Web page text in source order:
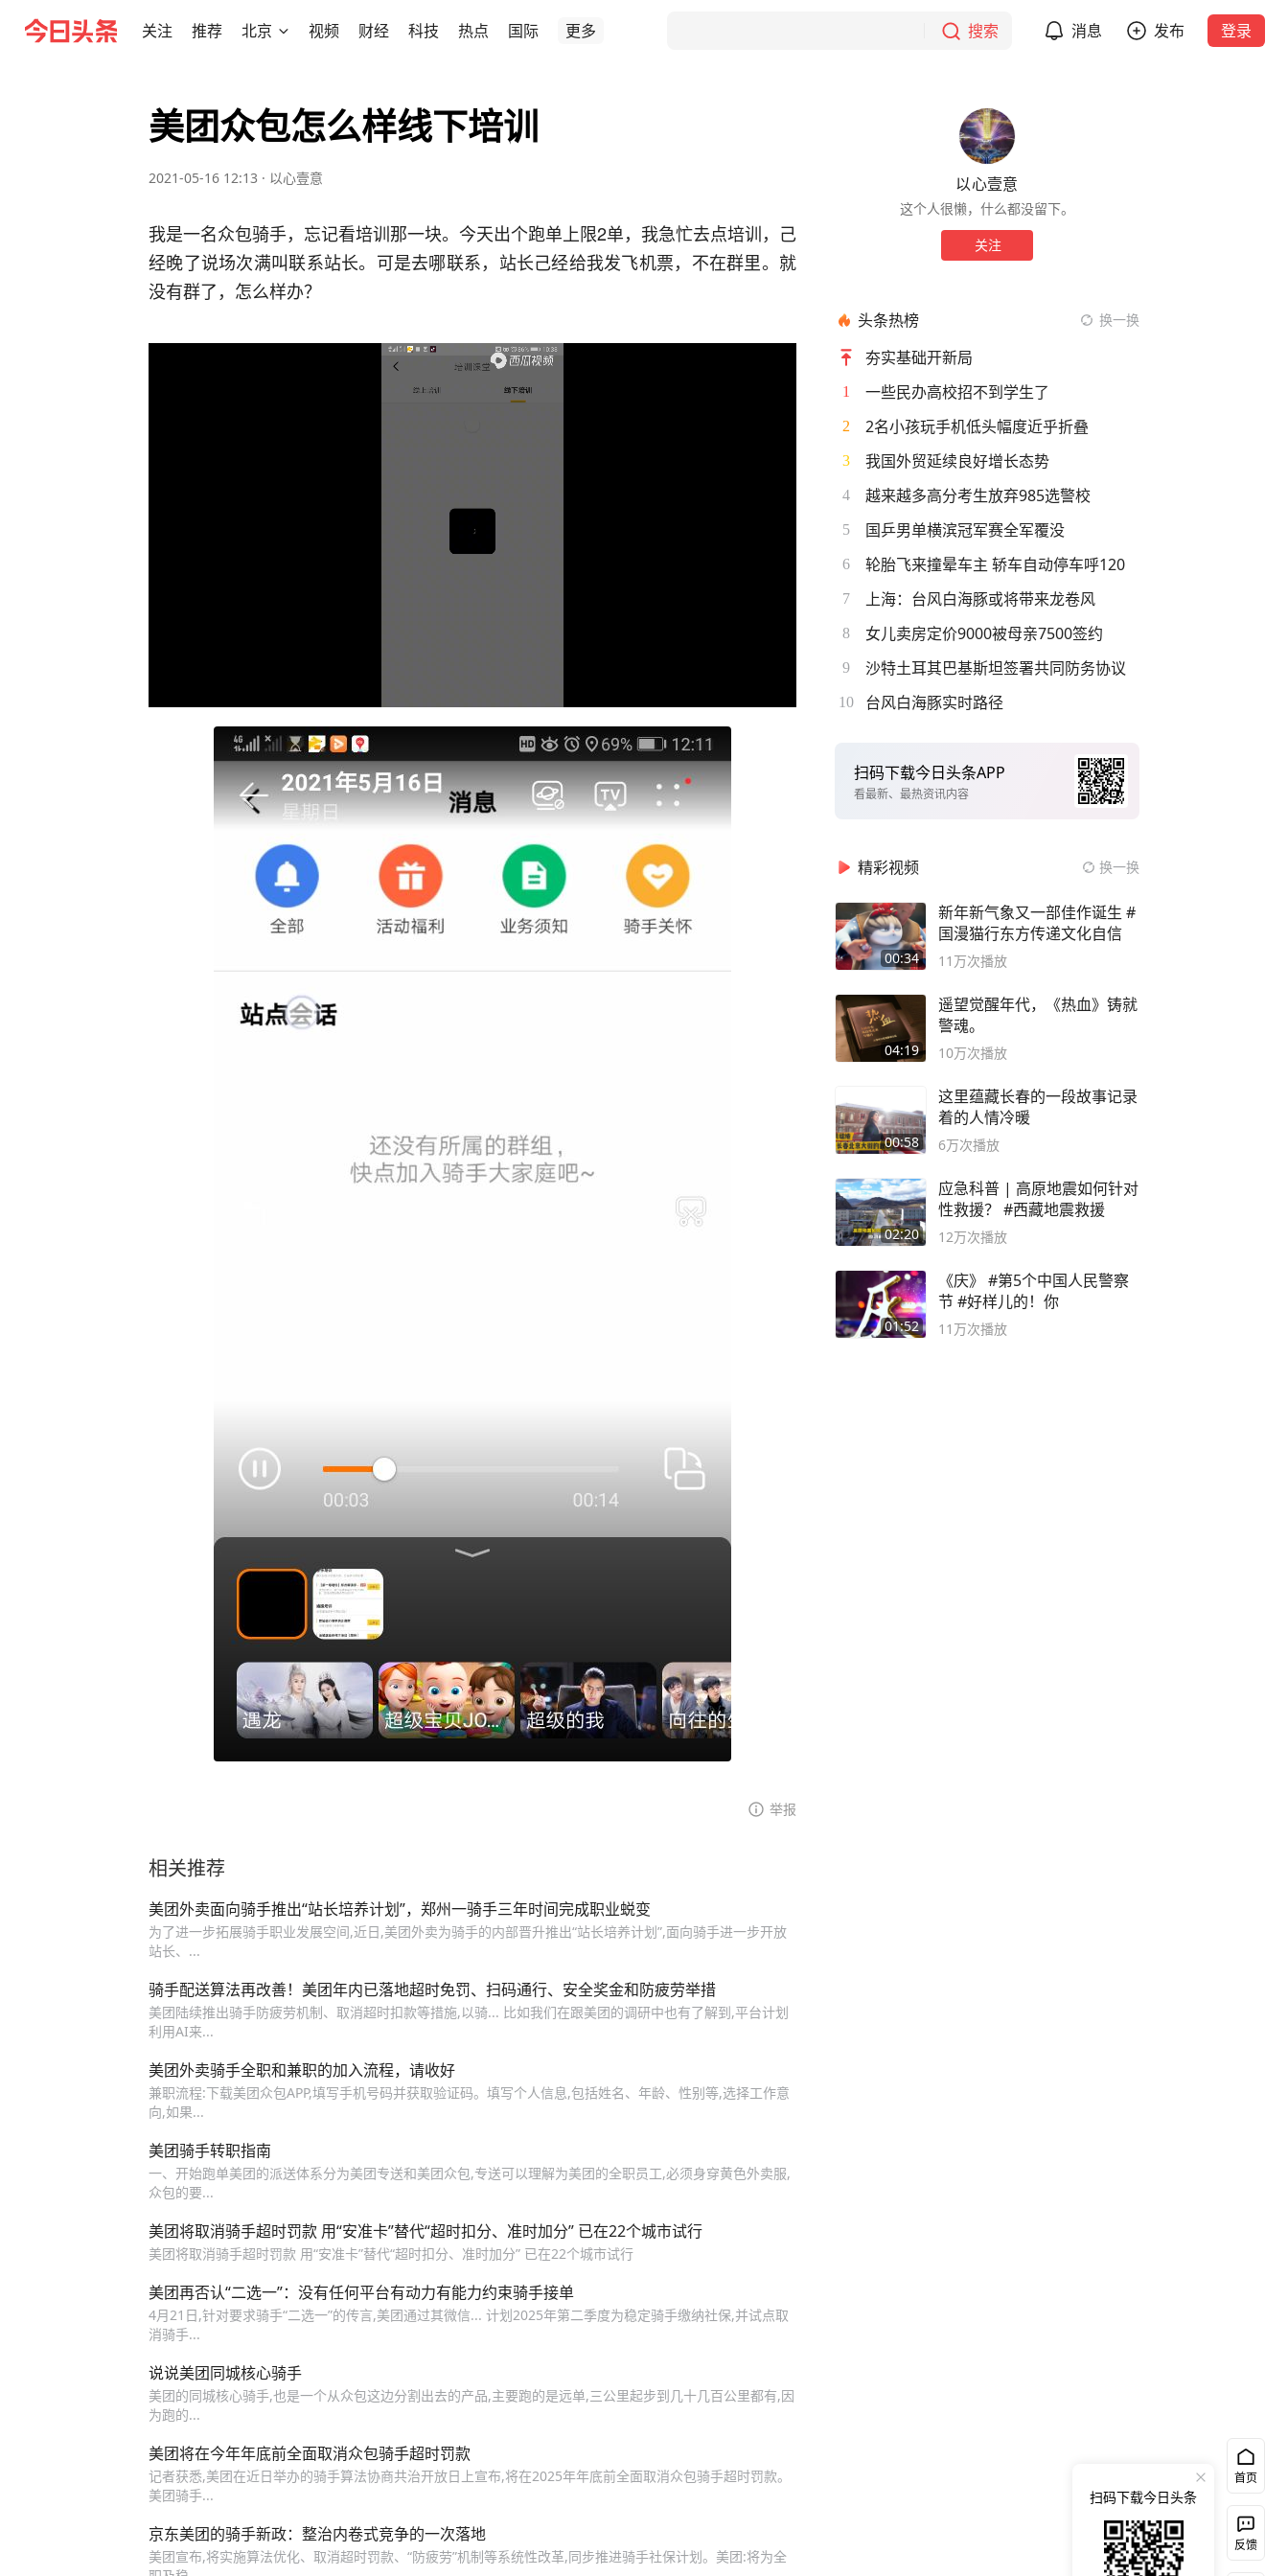
关注 推荐 北京 视频 财经 科技 热点 国际 更多 搜索 消息 发布 登录
美团众包怎么样线下培训
2021-05-16 12:13 · 以心壹意
我是一名众包骑手，忘记看培训那一块。今天出个跑单上限2单，我急忙去点培训，己
经晚了说场次满叫联系站长。可是去哪联系，站长己经给我发飞机票，不在群里。就
没有群了，怎么样办？
举报
相关推荐
美团外卖面向骑手推出“站长培养计划”，郑州一骑手三年时间完成职业蜕变
为了进一步拓展骑手职业发展空间,近日,美团外卖为骑手的内部晋升推出“站长培养计划”,面向骑手进一步开放
站长、...
骑手配送算法再改善！美团年内已落地超时免罚、扫码通行、安全奖金和防疲劳举措
美团陆续推出骑手防疲劳机制、取消超时扣款等措施,以骑... 比如我们在跟美团的调研中也有了解到,平台计划
利用AI来...
美团外卖骑手全职和兼职的加入流程，请收好
兼职流程:下载美团众包APP,填写手机号码并获取验证码。填写个人信息,包括姓名、年龄、性别等,选择工作意
向,如果...
美团骑手转职指南
一、开始跑单美团的派送体系分为美团专送和美团众包,专送可以理解为美团的全职员工,必须身穿黄色外卖服,
众包的要...
美团将取消骑手超时罚款 用“安准卡”替代“超时扣分、准时加分” 已在22个城市试行
美团将取消骑手超时罚款 用“安准卡”替代“超时扣分、准时加分” 已在22个城市试行
美团再否认“二选一”：没有任何平台有动力有能力约束骑手接单
4月21日,针对要求骑手“二选一”的传言,美团通过其微信... 计划2025年第二季度为稳定骑手缴纳社保,并试点取
消骑手...
说说美团同城核心骑手
美团的同城核心骑手,也是一个从众包这边分割出去的产品,主要跑的是远单,三公里起步到几十几百公里都有,因
为跑的...
美团将在今年年底前全面取消众包骑手超时罚款
记者获悉,美团在近日举办的骑手算法协商共治开放日上宣布,将在2025年年底前全面取消众包骑手超时罚款。
美团骑手...
京东美团的骑手新政：整治内卷式竞争的一次落地
美团宣布,将实施算法优化、取消超时罚款、“防疲劳”机制等系统性改革,同步推进骑手社保计划。美团:将为全
以心壹意
这个人很懒，什么都没留下。
关注
头条热榜 换一换
夯实基础开新局
1 一些民办高校招不到学生了
2 2名小孩玩手机低头幅度近乎折叠
3 我国外贸延续良好增长态势
4 越来越多高分考生放弃985选警校
5 国乒男单横滨冠军赛全军覆没
6 轮胎飞来撞晕车主 轿车自动停车呼120
7 上海：台风白海豚或将带来龙卷风
8 女儿卖房定价9000被母亲7500签约
9 沙特土耳其巴基斯坦签署共同防务协议
10 台风白海豚实时路径
扫码下载今日头条APP
看最新、最热资讯内容
精彩视频 换一换
00:34
新年新气象又一部佳作诞生 #
国漫猫行东方传递文化自信
11万次播放
04:19
遥望觉醒年代，《热血》铸就
警魂。
10万次播放
00:58
这里蕴藏长春的一段故事记录
着的人情冷暖
6万次播放
02:20
应急科普 | 高原地震如何针对
性救援？ #西藏地震救援
12万次播放
01:52
《庆》 #第5个中国人民警察
节 #好样儿的！你
11万次播放
首页
反馈
扫码下载今日头条